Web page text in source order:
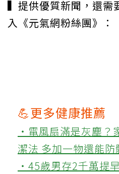
▍提供優質新聞，還需
入《元氣網粉絲團》：
💪更多健康推薦
‧電風扇滿是灰塵？
潔法 多加一物還能防
‧45歲男存2千萬提